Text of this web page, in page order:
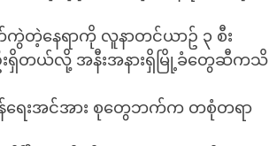
ကွဲတဲ့နေရာကို လူနာတင်ယာဥ် ၃ စီး
းရှိတယ်လို့ အနီးအနားရှိမြို့ခံတွေဆီကသိ
ရေးအင်အား စုတွေဘက်က တစုံတရာ